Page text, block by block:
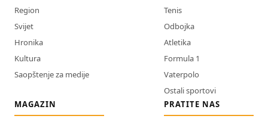
Region
Svijet
Hronika
Kultura
Saopštenje za medije
Tenis
Odbojka
Atletika
Formula 1
Vaterpolo
Ostali sportovi
MAGAZIN
PRATITE NAS